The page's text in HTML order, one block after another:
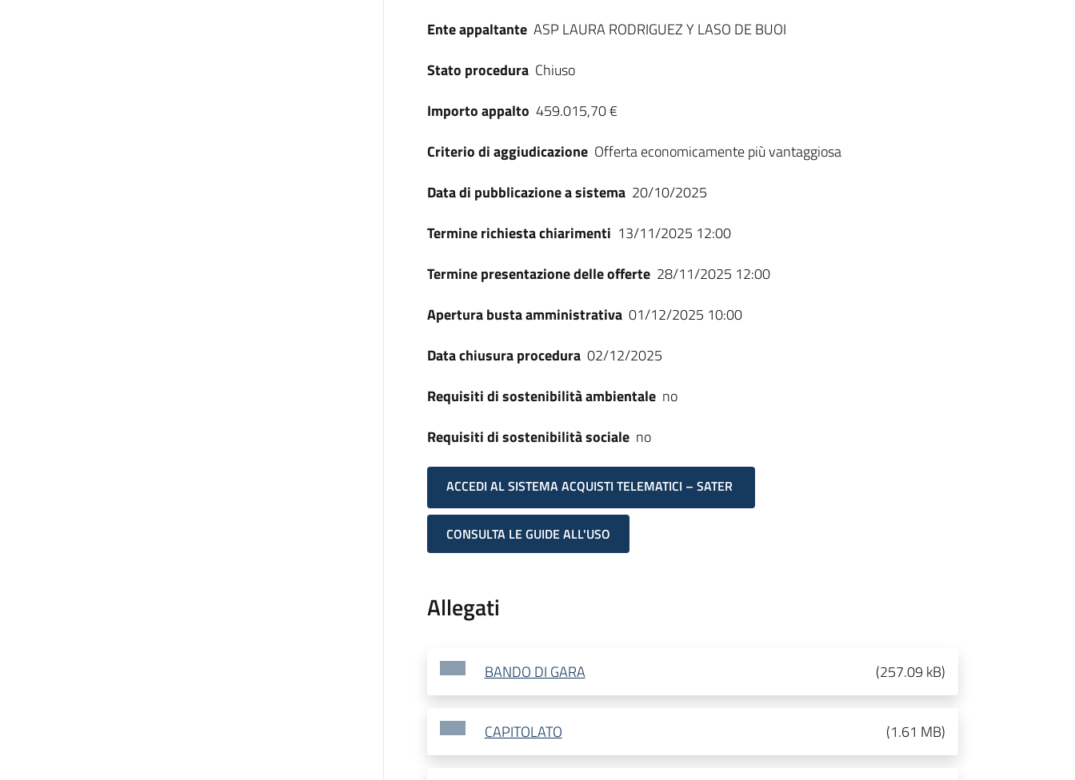
Ente appaltante ASP LAURA RODRIGUEZ Y LASO DE BUOI
Stato procedura Chiuso
Importo appalto 459.015,70 €
Criterio di aggiudicazione Offerta economicamente più vantaggiosa
Data di pubblicazione a sistema 20/10/2025
Termine richiesta chiarimenti 13/11/2025 12:00
Termine presentazione delle offerte 28/11/2025 12:00
Apertura busta amministrativa 01/12/2025 10:00
Data chiusura procedura 02/12/2025
Requisiti di sostenibilità ambientale no
Requisiti di sostenibilità sociale no
ACCEDI AL SISTEMA ACQUISTI TELEMATICI – SATER
CONSULTA LE GUIDE ALL'USO
Allegati
BANDO DI GARA (257.09 kB)
CAPITOLATO (1.61 MB)